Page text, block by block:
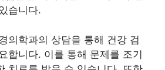
습니다.
의학과의 상담을 통해 건강 검
합니다. 이를 통해 문제를 조기